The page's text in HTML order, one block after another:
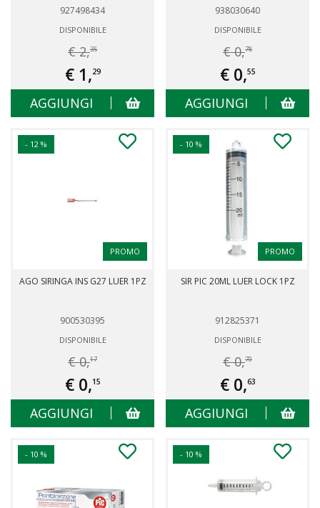
927498434
DISPONIBILE
€ 2,35
€ 1,29
AGGIUNGI
938030640
DISPONIBILE
€ 0,78
€ 0,55
AGGIUNGI
- 12 %
PROMO
AGO SIRINGA INS G27 LUER 1PZ
900530395
DISPONIBILE
€ 0,17
€ 0,15
AGGIUNGI
- 10 %
PROMO
SIR PIC 20ML LUER LOCK 1PZ
912825371
DISPONIBILE
€ 0,70
€ 0,63
AGGIUNGI
- 10 % - 10 %